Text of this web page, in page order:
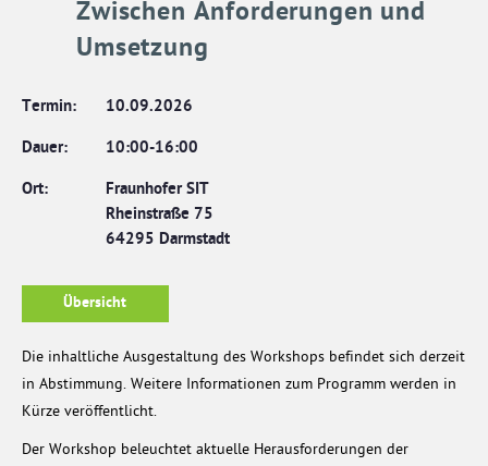
Zwischen Anforderungen und
Umsetzung
Termin:
10.09.2026
Dauer:
10:00-16:00
Ort:
Fraunhofer SIT
Rheinstraße 75
64295 Darmstadt
Übersicht
Die inhaltliche Ausgestaltung des Workshops befindet sich derzeit
in Abstimmung. Weitere Informationen zum Programm werden in
Kürze veröffentlicht.
Der Workshop beleuchtet aktuelle Herausforderungen der